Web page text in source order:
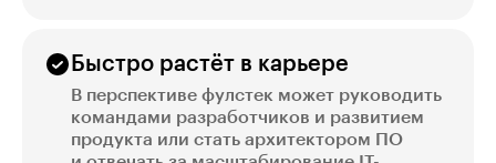
Быстро растёт в карьере
В перспективе фулстек может руководить
командами разработчиков и развитием
продукта или стать архитектором ПО